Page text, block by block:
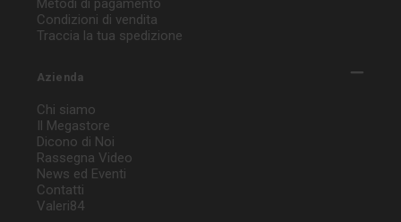
Metodi di pagamento
Condizioni di vendita
Traccia la tua spedizione
Azienda
Chi siamo
Il Megastore
Dicono di Noi
Rassegna Video
News ed Eventi
Contatti
Valeri84